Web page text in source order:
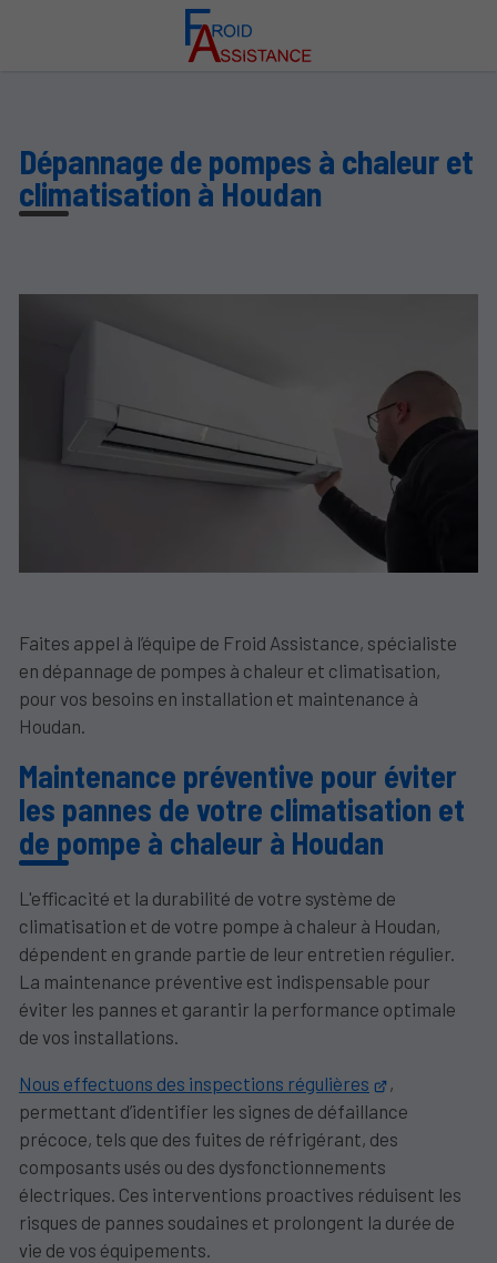
Dépannage de pompes à chaleur et
climatisation à Houdan
Faites appel à l’équipe de Froid Assistance, spécialiste
en dépannage de pompes à chaleur et climatisation,
pour vos besoins en installation et maintenance à
Houdan.
Maintenance préventive pour éviter
les pannes de votre climatisation et
de pompe à chaleur à Houdan
L'efficacité et la durabilité de votre système de
climatisation et de votre pompe à chaleur à Houdan,
dépendent en grande partie de leur entretien régulier.
La maintenance préventive est indispensable pour
éviter les pannes et garantir la performance optimale
de vos installations.
Nous effectuons des inspections régulières
,
permettant d’identifier les signes de défaillance
précoce, tels que des fuites de réfrigérant, des
composants usés ou des dysfonctionnements
électriques. Ces interventions proactives réduisent les
risques de pannes soudaines et prolongent la durée de
vie de vos équipements.